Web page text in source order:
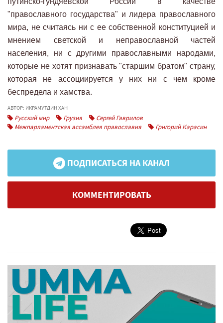
"православного государства" и лидера православного
мира, не считаясь ни с ее собственной конституцией и
мнением светской и неправославной частей
населения, ни с другими православными народами,
которые не хотят признавать "старшим братом" страну,
которая не ассоциируется у них ни с чем кроме
беспредела и хамства.
АВТОР: ИКРАМУТДИН ХАН
Русский мир Грузия
Сергей Гаврилов
Межпарламентская ассамблея православия
Григорий Карасин
ПОДПИСАТЬСЯ НА КАНАЛ
КОММЕНТИРОВАТЬ